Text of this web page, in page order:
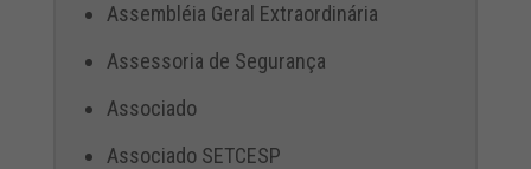
Assembléia Geral Extraordinária
Assessoria de Segurança
Associado
Associado SETCESP